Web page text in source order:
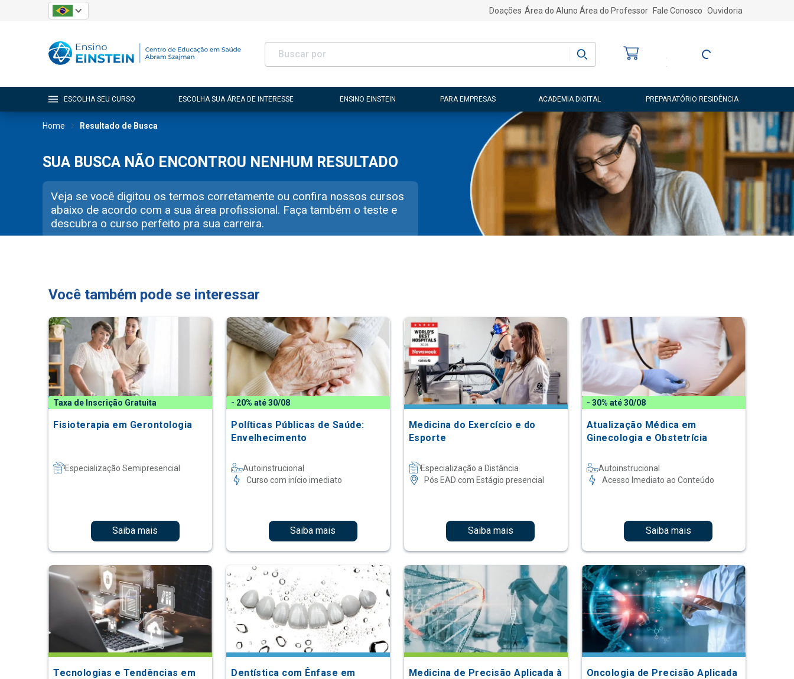
Doações Área do Aluno Área do Professor Fale Conosco Ouvidoria
Entre ou Cadastre-
ESCOLHA SEU CURSO ESCOLHA SUA ÁREA DE INTERESSE ENSINO EINSTEIN PARA EMPRESAS ACADEMIA DIGITAL PREPARATÓRIO RESIDÊNCIA
Home Resultado de Busca
SUA BUSCA NÃO ENCONTROU NENHUM RESULTADO
Veja se você digitou os termos corretamente ou confira nossos cursos
abaixo de acordo com a sua área profissional. Faça também o teste e
descubra o curso perfeito pra sua carreira.
Você também pode se interessar
Taxa de Inscrição Gratuita
Fisioterapia em Gerontologia
Especialização Semipresencial
Saiba mais
- 20% até 30/08
Políticas Públicas de Saúde:
Envelhecimento
Autoinstrucional
Curso com início imediato
Saiba mais
Medicina do Exercício e do
Esporte
Especialização a Distância
Pós EAD com Estágio presencial
Saiba mais
- 30% até 30/08
Atualização Médica em
Ginecologia e Obstetrícia
Autoinstrucional
Acesso Imediato ao Conteúdo
Saiba mais
Tecnologias e Tendências em
Dentística com Ênfase em
Medicina de Precisão Aplicada à
Oncologia de Precisão Aplicada